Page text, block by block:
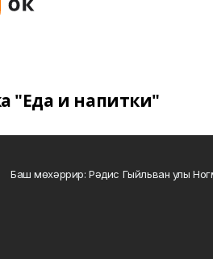
"Еда и напитки"
Баш мөхәррир: Рәдис Гыйльван улы